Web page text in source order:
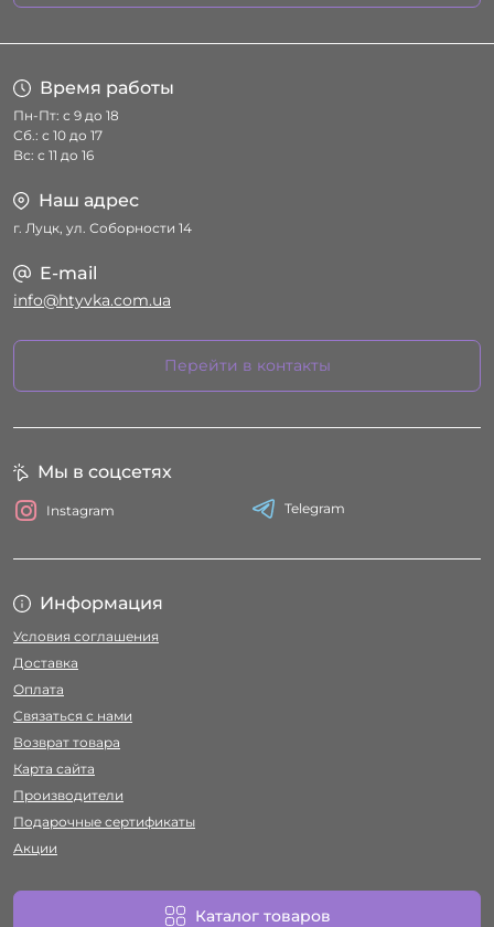
Время работы
Пн-Пт: с 9 до 18
Сб.: с 10 до 17
Вс: с 11 до 16
Наш адрес
г. Луцк, ул. Соборности 14
E-mail
info@htyvka.com.ua
Перейти в контакты
Информация
Условия соглашения
Доставка
Оплата
Связаться с нами
Возврат товара
Карта сайта
Производители
Подарочные сертификаты
Акции
Каталог товаров
Мы в соцсетях
Instagram Telegram